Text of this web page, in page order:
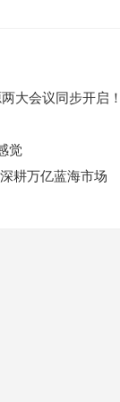
大会议同步开启！
觉
耕万亿蓝海市场